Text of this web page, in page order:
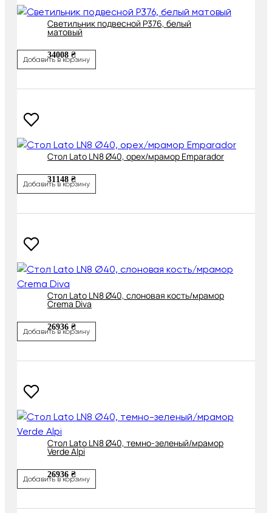
Cветильник подвесной P376, белый
матовый
34008 ₴
Добавить в корзину
Cтол Lato LN8 Ø40, орех/мрамор Emparador
31148 ₴
Добавить в корзину
Cтол Lato LN8 Ø40, слоновая кость/мрамор
Crema Diva
26936 ₴
Добавить в корзину
Cтол Lato LN8 Ø40, темно-зеленый/мрамор
Verde Alpi
26936 ₴
Добавить в корзину